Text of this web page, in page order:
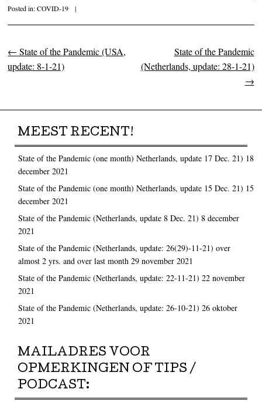
Posted in:COVID-19 |
Post navigation
← State of the Pandemic (USA,
update: 8-1-21)
State of the Pandemic
(Netherlands, update: 28-1-21)
→
MEEST RECENT!
State of the Pandemic (one month) Netherlands, update 17 Dec. 21) 18
december 2021
State of the Pandemic (one month) Netherlands, update 15 Dec. 21) 15
december 2021
State of the Pandemic (Netherlands, update 8 Dec. 21) 8 december
2021
State of the Pandemic (Netherlands, update: 26(29)-11-21) over
almost 2 yrs. and over last month 29 november 2021
State of the Pandemic (Netherlands, update: 22-11-21) 22 november
2021
State of the Pandemic (Netherlands, update: 26-10-21) 26 oktober
2021
MAILADRES VOOR
OPMERKINGEN OF TIPS /
PODCAST: